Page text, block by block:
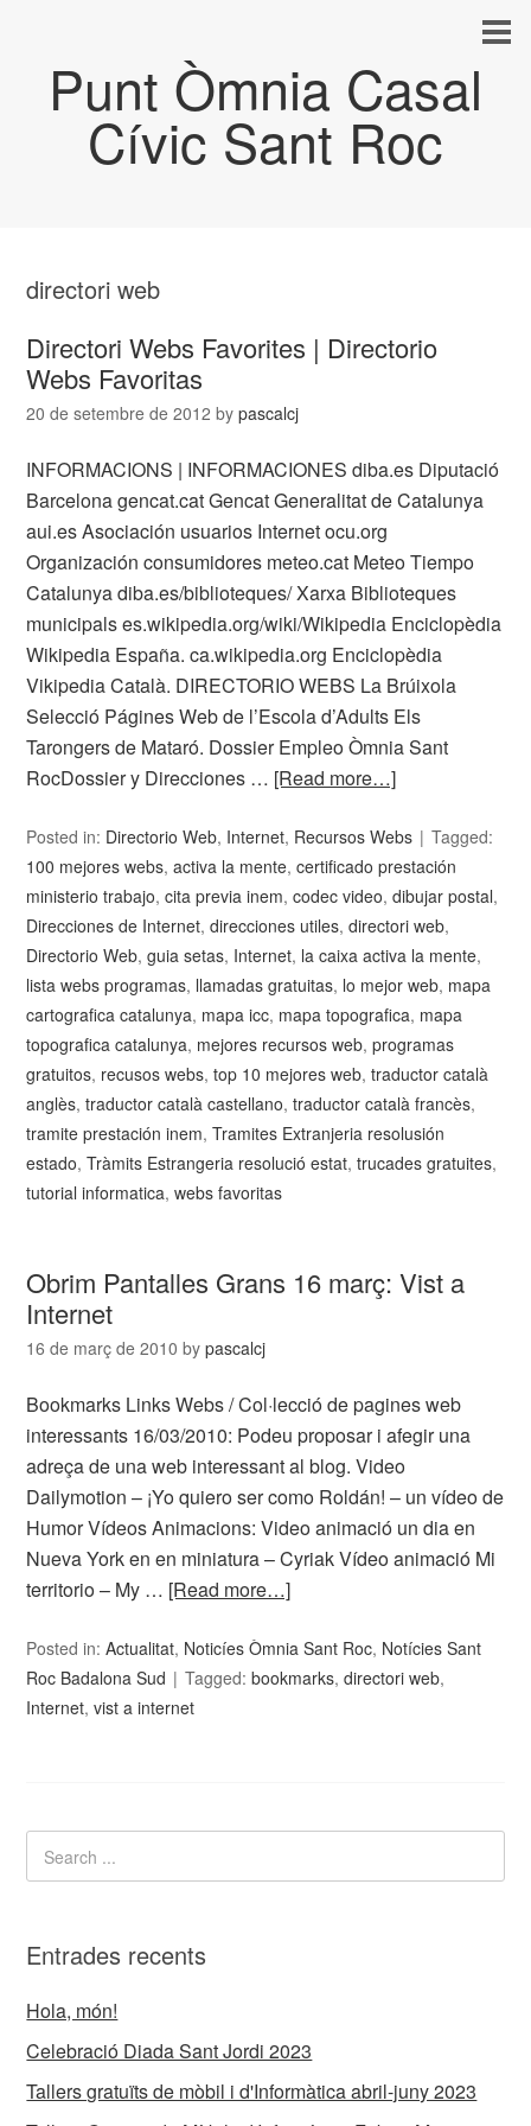
Punt Òmnia Casal
Cívic Sant Roc
directori web
Directori Webs Favorites | Directorio
Webs Favoritas
20 de setembre de 2012 bypascalcj
INFORMACIONS | INFORMACIONES diba.es Diputació
Barcelona gencat.cat Gencat Generalitat de Catalunya
aui.es Asociación usuarios Internet ocu.org
Organización consumidores meteo.cat Meteo Tiempo
Catalunya diba.es/biblioteques/ Xarxa Biblioteques
municipals es.wikipedia.org/wiki/Wikipedia Enciclopèdia
Wikipedia España. ca.wikipedia.org Enciclopèdia
Vikipedia Català. DIRECTORIO WEBS La Brúixola
Selecció Págines Web de l’Escola d’Adults Els
Tarongers de Mataró. Dossier Empleo Òmnia Sant
RocDossier y Direcciones … [Read more…]
Posted in: Directorio Web, Internet, Recursos Webs
Tagged:
100 mejores webs,activa la mente,certificado prestación
ministerio trabajo,cita previa inem,codec video,dibujar postal,
Direcciones de Internet,direcciones utiles,directori web,
Directorio Web,guia setas, Internet, la caixa activa la mente,
lista webs programas, llamadas gratuitas, lo mejor web, mapa
cartografica catalunya, mapa icc, mapa topografica, mapa
topografica catalunya, mejores recursos web,programas
gratuitos, recusos webs,top 10 mejores web,traductor català
anglès,traductor català castellano,traductor català francès,
tramite prestación inem,Tramites Extranjeria resolusión
estado,Tràmits Estrangeria resolució estat,trucades gratuites,
tutorial informatica,webs favoritas
Obrim Pantalles Grans 16 març: Vist a
Internet
16 de març de 2010 bypascalcj
Bookmarks Links Webs / Col·lecció de pagines web
interessants 16/03/2010: Podeu proposar i afegir una
adreça de una web interessant al blog. Video
Dailymotion – ¡Yo quiero ser como Roldán! – un vídeo de
Humor Vídeos Animacions: Video animació un dia en
Nueva York en en miniatura – Cyriak Vídeo animació Mi
territorio – My … [Read more…]
Posted in:Actualitat, Noticíes Òmnia Sant Roc, Notícies Sant
Roc Badalona Sud
Tagged:bookmarks,directori web,
Internet,vist a internet
Entrades recents
Hola, món!
Celebració Diada Sant Jordi 2023
Tallers gratuïts de mòbil i d'Informàtica abril-juny 2023